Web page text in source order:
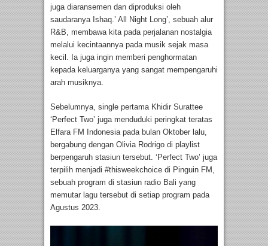
juga diaransemen dan diproduksi oleh
saudaranya Ishaq.’ All Night Long’, sebuah alur
R&B, membawa kita pada perjalanan nostalgia
melalui kecintaannya pada musik sejak masa
kecil. Ia juga ingin memberi penghormatan
kepada keluarganya yang sangat mempengaruhi
arah musiknya.
Sebelumnya, single pertama Khidir Surattee
‘Perfect Two’ juga menduduki peringkat teratas
Elfara FM Indonesia pada bulan Oktober lalu,
bergabung dengan Olivia Rodrigo di playlist
berpengaruh stasiun tersebut. ‘Perfect Two’ juga
terpilih menjadi #thisweekchoice di Pinguin FM,
sebuah program di stasiun radio Bali yang
memutar lagu tersebut di setiap program pada
Agustus 2023.